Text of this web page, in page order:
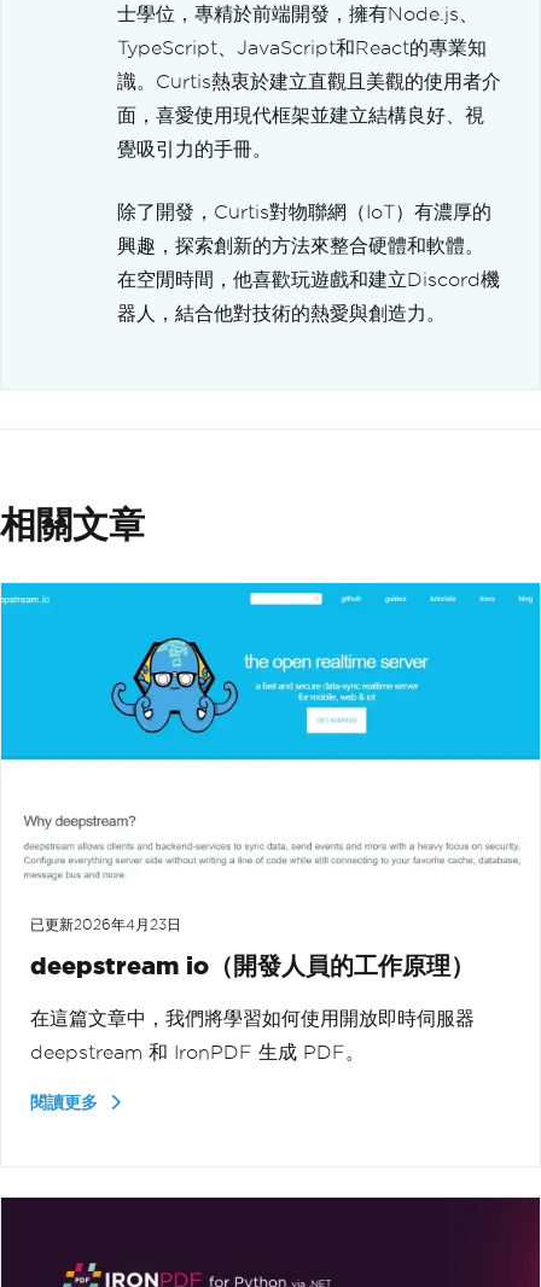
士學位，專精於前端開發，擁有Node.js、
TypeScript、JavaScript和React的專業知
識。Curtis熱衷於建立直觀且美觀的使用者介
面，喜愛使用現代框架並建立結構良好、視
覺吸引力的手冊。
除了開發，Curtis對物聯網（IoT）有濃厚的
興趣，探索創新的方法來整合硬體和軟體。
在空閒時間，他喜歡玩遊戲和建立Discord機
器人，結合他對技術的熱愛與創造力。
相關文章
已更新2026年4月23日
deepstream io（開發人員的工作原理）
在這篇文章中，我們將學習如何使用開放即時伺服器
deepstream 和 IronPDF 生成 PDF。
閱讀更多